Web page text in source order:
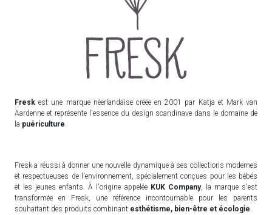
Freskest une marque néerlandaise créée en 2001 par Katja et Mark van
Aardenne et représente l'essence du design scandinave dans le domaine de
la puériculture.
Fresk a réussi à donner une nouvelle dynamique à ses collections modernes
et respectueuses de l'environnement, spécialement conçues pour les bébés
et les jeunes enfants. À l'origine appelée KUK Company, la marque s'est
transformée en Fresk, une référence incontournable pour les parents
souhaitant des produits combinant esthétisme, bien-être et écologie.